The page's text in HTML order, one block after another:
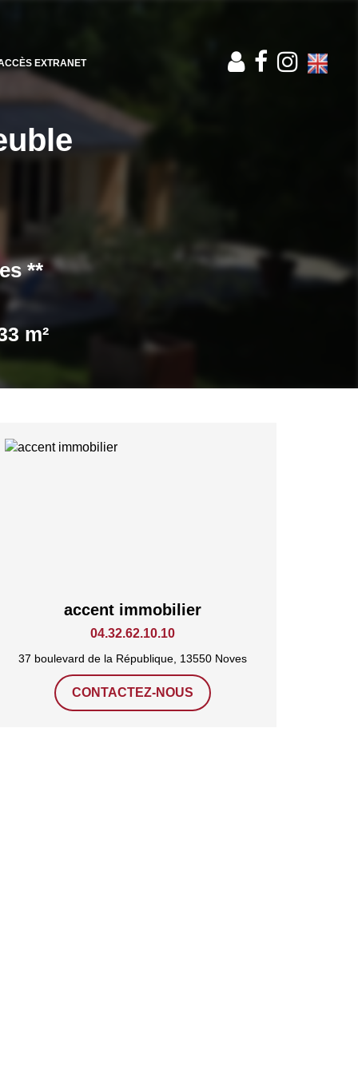
EXTRANET
**
m²
accent immobilier
04.32.62.10.10
37 boulevard de la République, 13550 Noves
CONTACTEZ-NOUS